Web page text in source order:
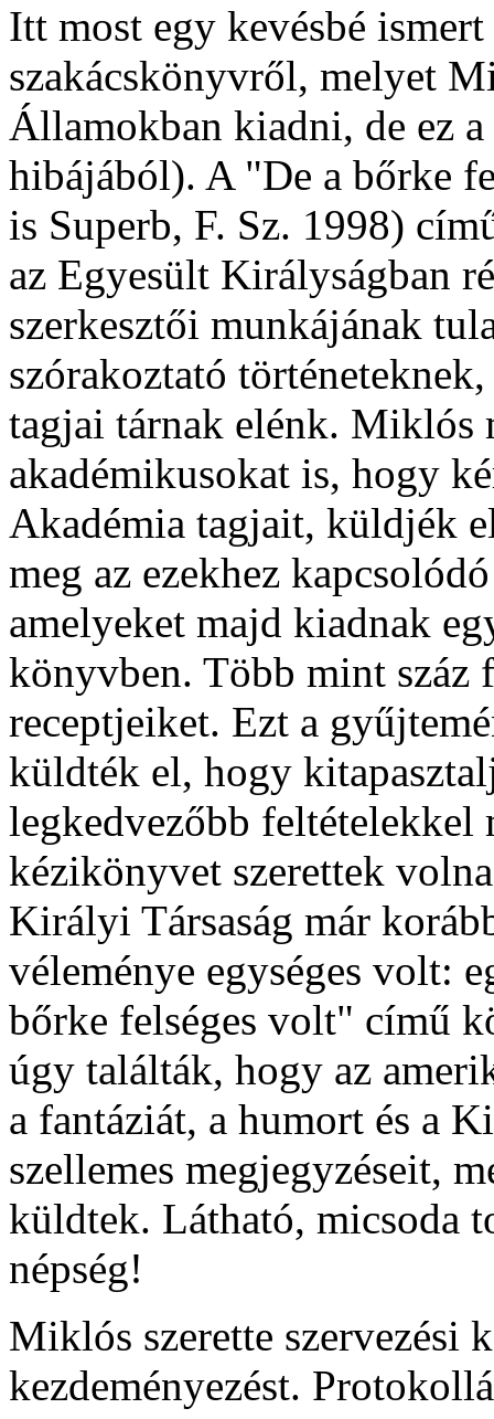
Itt most egy kevésbé
szakácskönyvről, melyet
Államokban kiadni, de ez
hibájából). A "De a bőrke
is Superb, F. Sz. 1998)
az Egyesült Királyságban
szerkesztői munkájának
szórakoztató
tagjai tárnak elénk. Miklós
akadémikusokat is, hogy
Akadémia tagjait, küldjék
meg az ezekhez
amelyeket majd kiadnak
könyvben. Több mint száz
receptjeiket. Ezt a
küldték el, hogy
legkedvezőbb feltételekkel
kézikönyvet szerettek
Királyi Társaság már
véleménye egységes volt:
bőrke felséges volt" című
úgy találták, hogy az
a fantáziát, a humort és a
szellemes megjegyzéseit,
küldtek. Látható, micsoda
népség!
Miklós szerette szervezési
kezdeményezést.